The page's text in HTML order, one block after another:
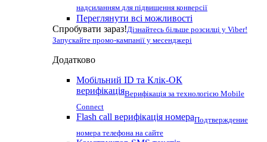
надсиланням для підвищення конверсії
Переглянути всі можливості
Спробувати зараз!Дізнайтесь більше розсилці у Viber!
Запускайте промо-кампанії у месенджері
Додатково
Мобільний ID та Клік-ОК
верифікаціяВерифікація за технологією Mobile
Connect
Flash call верифікація номераПодтверждение
номера телефона на сайте